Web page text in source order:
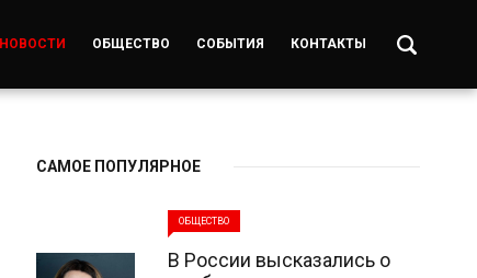
НОВОСТИ ОБЩЕСТВО СОБЫТИЯ КОНТАКТЫ
САМОЕ ПОПУЛЯРНОЕ
ОБЩЕСТВО
В России высказались о